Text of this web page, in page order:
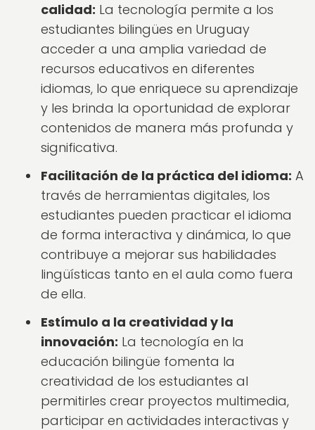
calidad: La tecnología permite a los
estudiantes bilingües en Uruguay
acceder a una amplia variedad de
recursos educativos en diferentes
idiomas, lo que enriquece su aprendizaje
y les brinda la oportunidad de explorar
contenidos de manera más profunda y
significativa.
Facilitación de la práctica del idioma: A
través de herramientas digitales, los
estudiantes pueden practicar el idioma
de forma interactiva y dinámica, lo que
contribuye a mejorar sus habilidades
lingüísticas tanto en el aula como fuera
de ella.
Estímulo a la creatividad y la
innovación: La tecnología en la
educación bilingüe fomenta la
creatividad de los estudiantes al
permitirles crear proyectos multimedia,
participar en actividades interactivas y